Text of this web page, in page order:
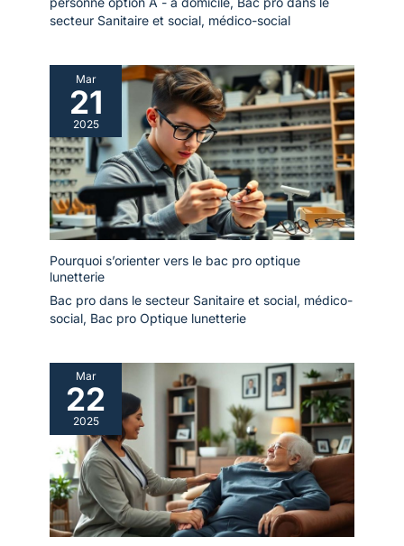
secteur Sanitaire et social, médico-social
Mar
21
2025
Pourquoi s’orienter vers le bac pro optique
lunetterie
Bac pro dans le secteur Sanitaire et social, médico-
social, Bac pro Optique lunetterie
Mar
22
2025